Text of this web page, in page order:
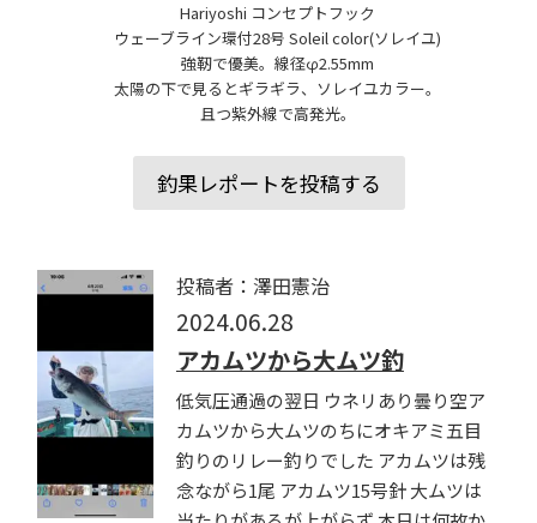
Hariyoshi コンセプトフック
ウェーブライン環付28号 Soleil color(ソレイユ)
強靭で優美。線径φ2.55mm
太陽の下で見るとギラギラ、ソレイユカラー。
且つ紫外線で高発光。
釣果レポートを投稿する
投稿者：澤田憲治
2024.06.28
アカムツから大ムツ釣
低気圧通過の翌日 ウネリあり曇り空ア
カムツから大ムツのちにオキアミ五目
釣りのリレー釣りでした アカムツは残
念ながら1尾 アカムツ15号針 大ムツは